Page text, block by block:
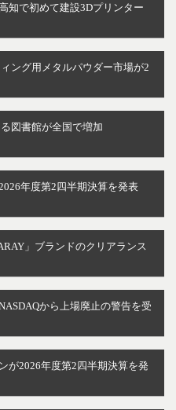
知で初めて建設3Dプリンター
ング用メタルパウダー市場が2
図書館が全国で増加
年度第2四半期決算を発表
」ブランドのクリアランス
から上場廃止の警告を受
が2026年度第2四半期決算を発